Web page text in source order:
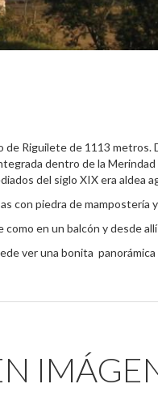
Riguilete de 1113
dentro de la
del siglo XIX era aldea
con piedra de mampostería
en un balcón y desde
ver una bonita